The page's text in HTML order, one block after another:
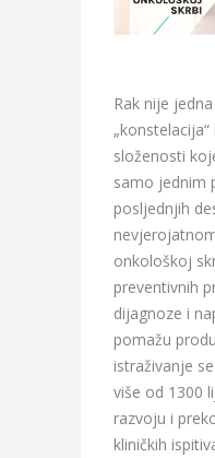
Rak nije
složenosti
samo jednim
posljednjih
onkološkoj
preventivnih
dijagnoze i
pomažu
istraživanje
više od 1300
razvoju i
kliničkih